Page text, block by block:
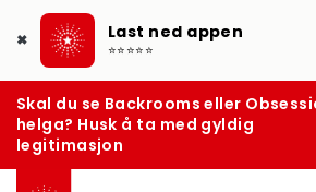
✖ Last ned appen
⭐⭐⭐⭐⭐
Skal du se Backrooms eller
helga? Husk å ta med gyldig
legitimasjon